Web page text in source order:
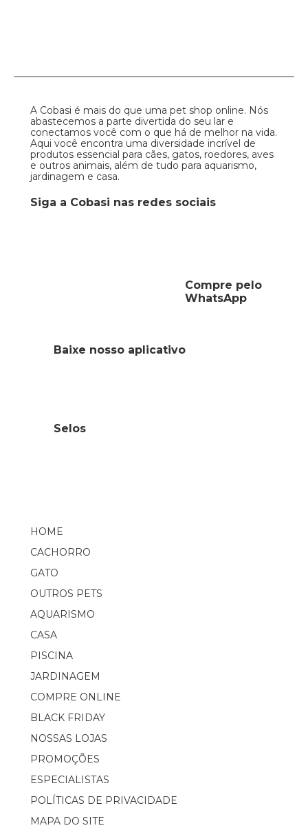
A Cobasi é mais do que uma pet shop online. Nós
abastecemos a parte divertida do seu lar e
conectamos você com o que há de melhor na vida.
Aqui você encontra uma diversidade incrível de
produtos essencial para cães, gatos, roedores, aves
e outros animais, além de tudo para aquarismo,
jardinagem e casa.
Siga a Cobasi nas redes sociais
Compre pelo
WhatsApp
HOME
CACHORRO
GATO
OUTROS PETS
AQUARISMO
CASA
PISCINA
JARDINAGEM
COMPRE ONLINE
BLACK FRIDAY
NOSSAS LOJAS
PROMOÇÕES
ESPECIALISTAS
POLÍTICAS DE PRIVACIDADE
MAPA DO SITE
Baixe nosso aplicativo
Selos